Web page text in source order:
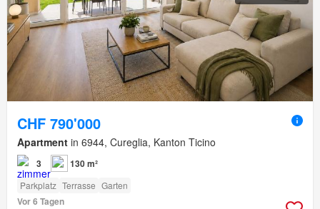
CHF 790'000
Apartment in 6944, Cureglia, Kanton Ticino
3 130 m²
Parkplatz Terrasse Garten
Vor 6 Tagen